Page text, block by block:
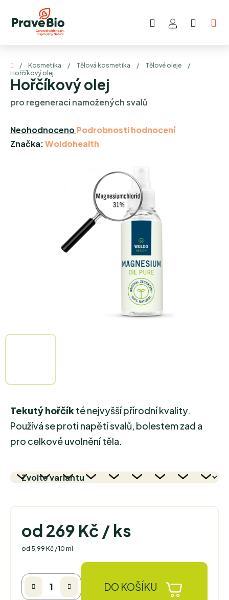
obsah
Hledat
Domů
/ Kosmetika / Tělová kosmetika / Tělové oleje
/
Hořčíkový olej
Tekutý hořčíkté nejvyšší přírodní kvality.
Používá se proti napětí svalů, bolestem zad a
pro celkové uvolnění těla.
od 269 Kč / ks
Měrná cena:
od 5,99 Kč / 10 ml
DO KOŠÍKU
Hořčíkový olej
pro regeneraci namožených svalů
Průměrné
hodnocení
NeohodnocenoPodrobnosti hodnocení
Značka:Woldohealth